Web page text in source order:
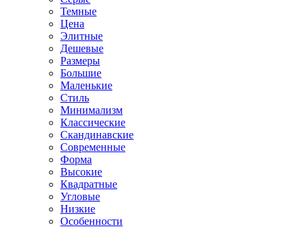
Темные
Цена
Элитные
Дешевые
Размеры
Большие
Маленькие
Стиль
Минимализм
Классические
Скандинавские
Современные
Форма
Высокие
Квадратные
Угловые
Низкие
Особенности